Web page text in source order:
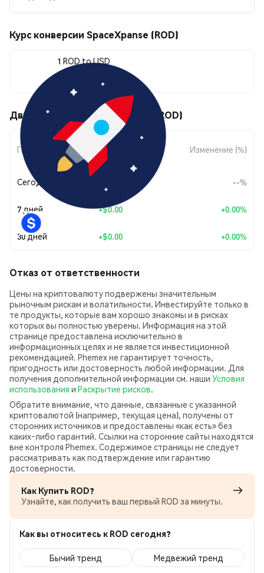
Курс конверсии SpaceXpanse (ROD)
1 ROD to USD
$0.00001661
Движения цены SpaceXpanse (ROD)
Период
Изменение
суммы
Изменение (%)
Сегодня --%
7 дней +$0.00 +0.00%
30 дней +$0.00 +0.00%
Отказ от ответственности
Цены на криптовалюту подвержены значительным
рыночным рискам и волатильности. Инвестируйте только в
те продукты, которые вам хорошо знакомы и в рисках
которых вы полностью уверены. Информация на этой
странице предоставлена исключительно в
информационных целях и не является инвестиционной
рекомендацией. Phemex не гарантирует точность,
пригодность или достоверность любой информации. Для
получения дополнительной информации см. наши Условия
использования и Раскрытие рисков.
Обратите внимание, что данные, связанные с указанной
криптовалютой (например, текущая цена), получены от
сторонних источников и предоставлены «как есть» без
каких‑либо гарантий. Ссылки на сторонние сайты находятся
вне контроля Phemex. Содержимое страницы не следует
рассматривать как подтверждение или гарантию
достоверности.
Как Купить ROD?
Узнайте, как получить ваш первый ROD за минуты.
Как вы относитесь к ROD сегодня?
Бычий тренд Медвежий тренд